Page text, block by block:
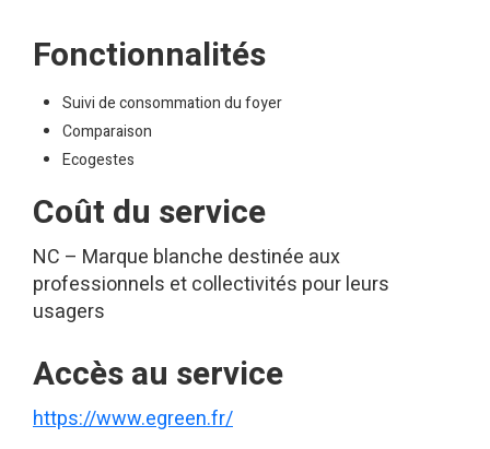
Fonctionnalités
Suivi de consommation du foyer
Comparaison
Ecogestes
Coût du service
NC – Marque blanche destinée aux
professionnels et collectivités pour leurs
usagers
Accès au service
https://www.egreen.fr/